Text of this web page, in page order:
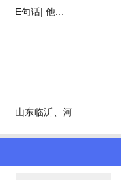
E句话| 他...
山东临沂、河...